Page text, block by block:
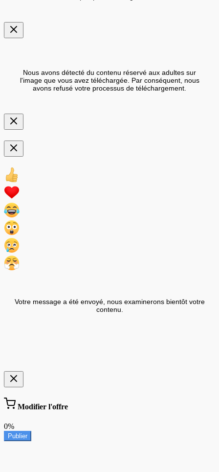
Nous avons détecté du contenu réservé aux adultes sur
l'image que vous avez téléchargée. Par conséquent, nous
avons refusé votre processus de téléchargement.
Votre message a été envoyé, nous examinerons bientôt votre
contenu.
Modifier l'offre
0%
Publier